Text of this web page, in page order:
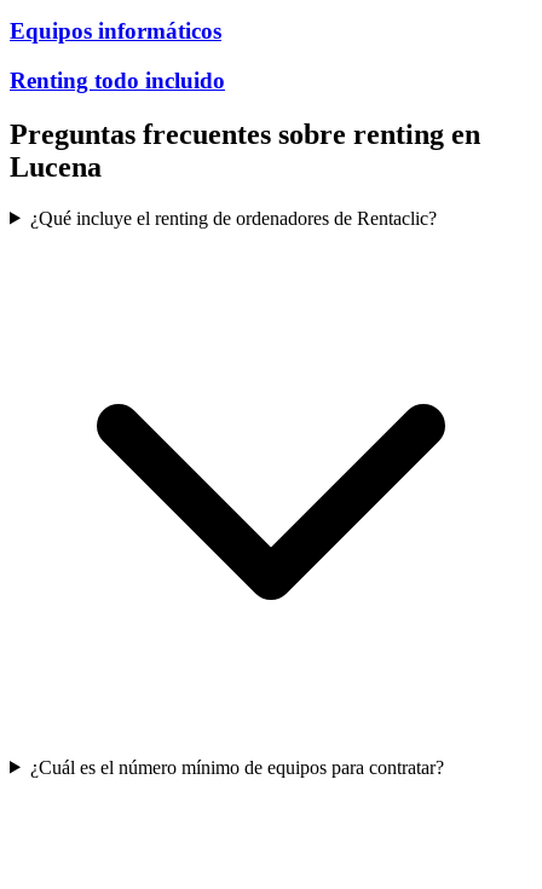
Equipos informáticos
Renting todo incluido
Preguntas frecuentes sobre renting en
Lucena
¿Qué incluye el renting de ordenadores de Rentaclic?
¿Cuál es el número mínimo de equipos para contratar?